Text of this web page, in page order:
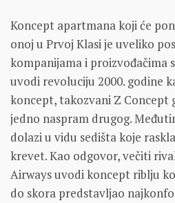
Koncept apartmana koji će
onoj u Prvoj Klasi je uveliko
kompanijama i proizvođačima
uvodi revoluciju 2000. godine
koncept, takozvani Z Concept
jedno naspram drugog.
dolazi u vidu sedišta koje
krevet. Kao odgovor, večiti
Airways uvodi koncept riblju
do skora predstavljao